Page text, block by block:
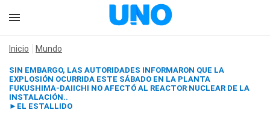
Inicio Mundo
SIN EMBARGO, LAS AUTORIDADES INFORMARON QUE LA
EXPLOSIÓN OCURRIDA ESTE SÁBADO EN LA PLANTA
FUKUSHIMA-DAIICHI NO AFECTÓ AL REACTOR NUCLEAR DE LA
INSTALACIÓN..
►EL ESTALLIDO